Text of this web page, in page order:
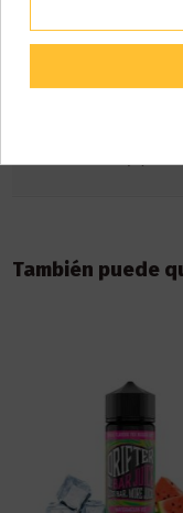
Detalles del
También puede
Gracias por